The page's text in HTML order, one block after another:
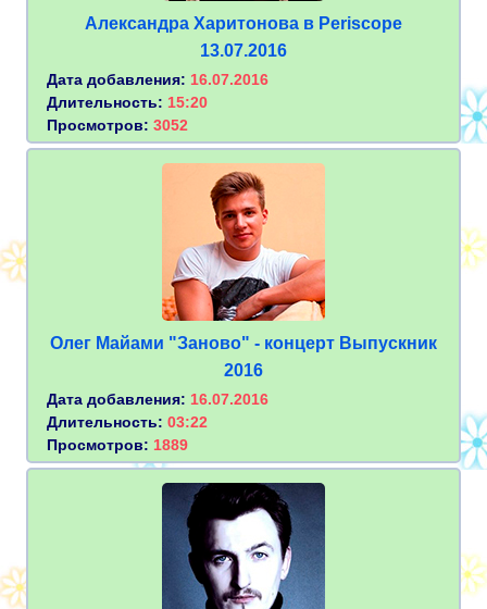
Александра Харитонова в Periscope
13.07.2016
Дата добавления: 16.07.2016
Длительность: 15:20
Просмотров: 3052
Олег Майами "Заново" - концерт Выпускник
2016
Дата добавления: 16.07.2016
Длительность: 03:22
Просмотров: 1889